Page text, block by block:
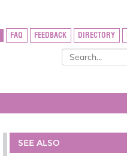
FAQ FEEDBACK DIRECTORY
SEE ALSO